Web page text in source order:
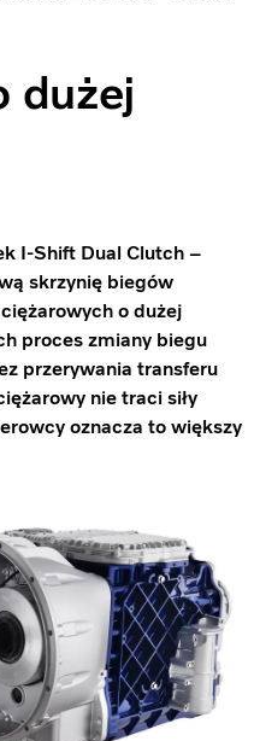
dużej
I-Shift Dual Clutch –
skrzynię biegów
o dużej
proces zmiany biegu
przerywania transferu
nie traci siły
oznacza to większy